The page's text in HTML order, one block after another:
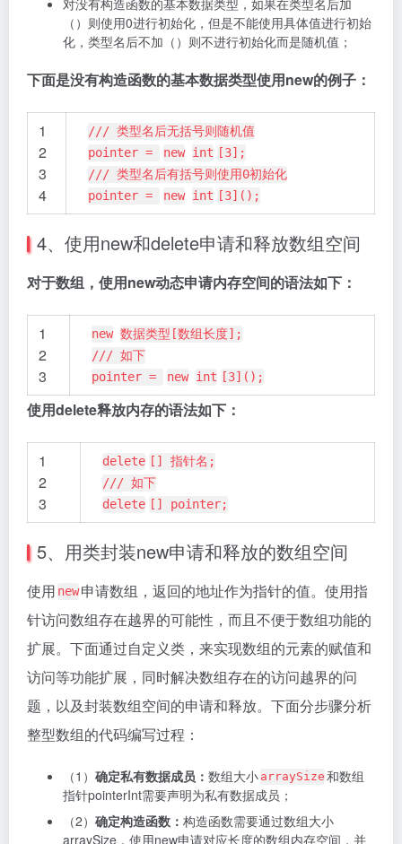
对没有构造函数的基本数据类型，如果在类型名后加
（）则使用0进行初始化，但是不能使用具体值进行初始
化，类型名后不加（）则不进行初始化而是随机值；
下面是没有构造函数的基本数据类型使用new的例子：
1
2
3
4
/// 类型名后无括号则随机值
pointer =
new int
[3];
/// 类型名后有括号则使用0初始化
pointer =
new int [3]();
4、使用new和delete申请和释放数组空间
对于数组，使用new动态申请内存空间的语法如下：
1
2
3
new 数据类型[数组长度];
/// 如下
pointer =
new int [3]();
使用delete释放内存的语法如下：
1
2
3
delete
[] 指针名;
/// 如下
delete
[] pointer;
5、用类封装new申请和释放的数组空间
使用 new申请数组，返回的地址作为指针的值。使用指
针访问数组存在越界的可能性，而且不便于数组功能的
扩展。下面通过自定义类，来实现数组的元素的赋值和
访问等功能扩展，同时解决数组存在的访问越界的问
题，以及封装数组空间的申请和释放。下面分步骤分析
整型数组的代码编写过程：
（1） 确定私有数据成员： 数组大小 arraySize 和数组
指针pointerInt需要声明为私有数据成员；
（2） 确定构造函数： 构造函数需要通过数组大小
arraySize，使用new申请对应长度的数组内存空间，并